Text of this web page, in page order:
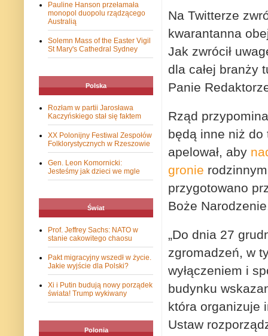
Na Twitterze
kwarantanna
Jak zwrócił
dla całej branży
Panie
Rząd
będą inne niż do
apelował, aby
gronie
przygotowano
Boże
„Do dnia 27
zgromadzeń, w
wyłączeniem i
budynku
która organizuje
Ustaw
Pauline Hanson przełamała
monopol duopolu rządzącego
Australią
Solemn Mass of the Easter Vigil
St Mary's Cathedral Sydney
Polska
Rozłam w partii Jarosława
Kaczyńskiego stał się faktem
XX Polonijny Festiwal Zespołów
Folklorystycznych w Rzeszowie
Gen. Leon Komornicki:
Jesteśmy jak dzieci we mgle
Świat
Prof. Jeffrey Sachs: NATO w
stanie cakowitego chaosu
Pakt migracyjny wszedł w życie.
Jakie wyjście dla Polski?
Xi i Putin budują nowy porządek
świata! Trump wykiwany
Polonia